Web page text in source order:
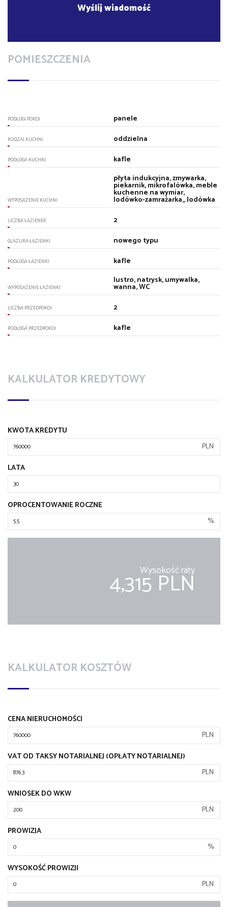
POMIESZCZENIA
PODŁOGI POKOI panele
RODZAJ KUCHNI oddzielna
PODŁOGA KUCHNI kafle
WYPOSAŻENIE KUCHNI
płyta indukcyjna, zmywarka,
piekarnik, mikrofalówka, meble
kuchenne na wymiar,
lodówko-zamrażarka,, lodówka
LICZBA ŁAZIENEK 2
GLAZURA ŁAZIENKI nowego typu
PODŁOGA ŁAZIENKI kafle
WYPOSAŻENIE ŁAZIENKI
lustro, natrysk, umywalka,
wanna, WC
LICZBA PRZEDPOKOI 2
PODŁOGA PRZEDPOKOI kafle
KALKULATOR KREDYTOWY
KWOTA KREDYTU
PLN
LATA
OPROCENTOWANIE ROCZNE
%
Wysokość raty
4,315 PLN
KALKULATOR KOSZTÓW
CENA NIERUCHOMOŚCI
PLN
VAT OD TAKSY NOTARIALNEJ (OPŁATY NOTARIALNEJ)
PLN
WNIOSEK DO WKW
PLN
PROWIZJA
%
WYSOKOŚĆ PROWIZJI
PLN